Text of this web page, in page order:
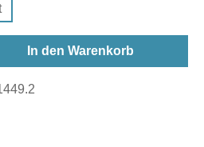
In den Warenkorb